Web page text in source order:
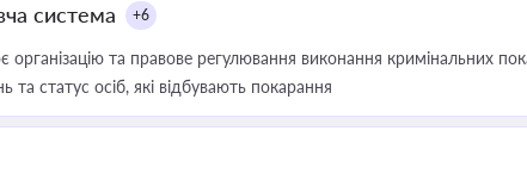
система +6
та правове регулювання виконання кримінальних
та статус осіб, які відбувають покарання